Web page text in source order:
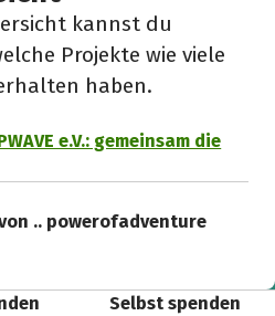
kannst du
Projekte wie viele
haben.
e.V.: gemeinsam die
.. powerofadventure
Selbst spenden